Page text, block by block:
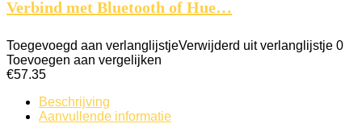
Verbind met Bluetooth of Hue…
Toegevoegd aan verlanglijstjeVerwijderd uit verlanglijstje 0
Toevoegen aan vergelijken
€57.35
Beschrijving
Aanvullende informatie